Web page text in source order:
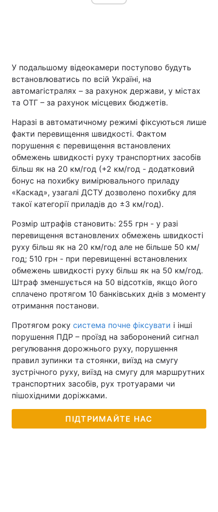
У подальшому відеокамери поступово будуть
встановлюватись по всій Україні, на
автомагістралях – за рахунок держави, у містах
та ОТГ – за рахунок місцевих бюджетів.
Наразі в автоматичному режимі фіксуються лише
факти перевищення швидкості. Фактом
порушення є перевищення встановлених
обмежень швидкості руху транспортних засобів
більш як на 20 км/год (+2 км/год - додатковий
бонус на похибку вимірювального приладу
«Каскад», узагалі ДСТУ дозволено похибку для
такої категорії приладів до ±3 км/год).
Розмір штрафів становить: 255 грн - у разі
перевищення встановлених обмежень швидкості
руху більш як на 20 км/год але не більше 50 км/
год; 510 грн - при перевищенні встановлених
обмежень швидкості руху більш як на 50 км/год.
Штраф зменшується на 50 відсотків, якщо його
сплачено протягом 10 банківських днів з моменту
отримання постанови.
Протягом року система почне фіксувати і інші
порушення ПДР – проїзд на заборонений сигнал
регулювання дорожнього руху, порушення
правил зупинки та стоянки, виїзд на смугу
зустрічного руху, виїзд на смугу для маршрутних
транспортних засобів, рух тротуарами чи
пішохідними доріжками.
ПІДТРИМАЙТЕ НАС